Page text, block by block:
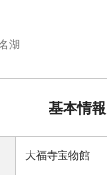
湖
基本情報
大福寺宝物館